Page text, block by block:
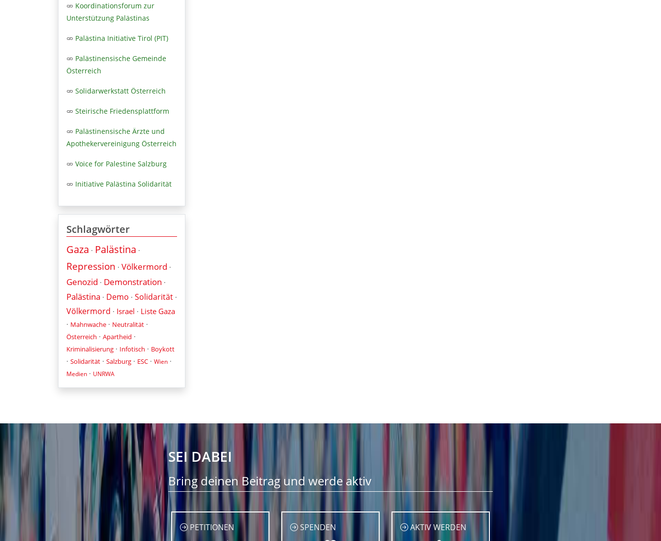
Koordinationsforum zur
Unterstützung Palästinas
Palästina Initiative Tirol (PIT)
Palästinensische Gemeinde
Österreich
Solidarwerkstatt Österreich
Steirische Friedensplattform
Palästinensische Ärzte und
Apothekervereinigung Österreich
Voice for Palestine Salzburg
Initiative Palästina Solidarität
Schlagwörter
Gaza · Palästina ·
Repression · Völkermord ·
Genozid · Demonstration ·
Palästina · Demo · Solidarität ·
Völkermord · Israel · Liste Gaza
· Mahnwache · Neutralität ·
Österreich · Apartheid ·
Kriminalisierung · Infotisch · Boykott
· Solidarität · Salzburg · ESC · Wien ·
Medien · UNRWA
SEI DABEI
Bring deinen Beitrag und werde aktiv
PETITIONEN SPENDEN AKTIV WERDEN